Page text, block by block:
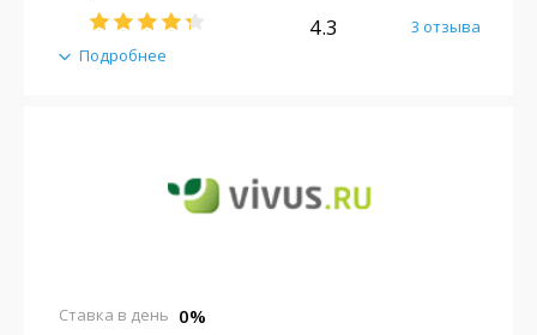
Подробнее
4.3 3 отзыва
0%
Ставка в день